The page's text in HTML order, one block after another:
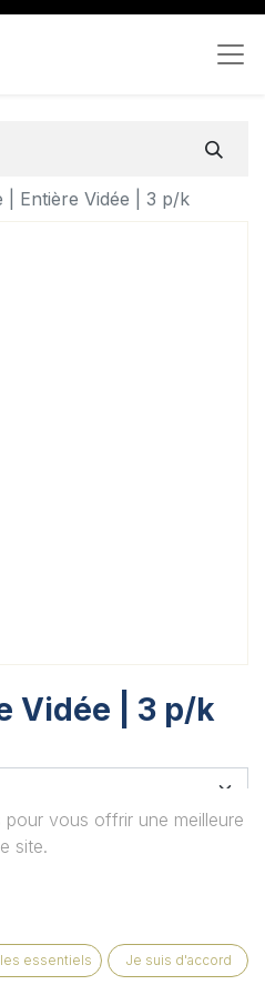
| Entière Vidée | 3 p/k
Vidée | 3 p/k
vous offrir une meilleure
site.
essentiels Je suis d'accord